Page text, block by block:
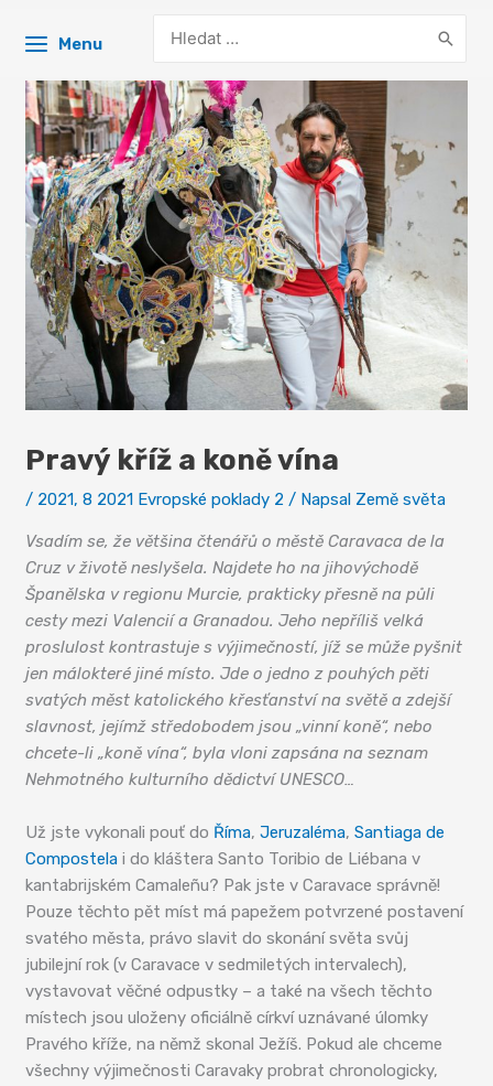
Menu
for:
Pravý kříž a koně vína
/ 2021,8 2021 Evropské poklady 2 / Napsal Země světa
Vsadím se, že většina čtenářů o městě Caravaca de la
Cruz v životě neslyšela. Najdete ho na jihovýchodě
Španělska v regionu Murcie, prakticky přesně na půli
cesty mezi Valencií a Granadou. Jeho nepříliš velká
proslulost kontrastuje s výjimečností, jíž se může pyšnit
jen málokteré jiné místo. Jde o jedno z pouhých pěti
svatých měst katolického křesťanství na světě a zdejší
slavnost, jejímž středobodem jsou „vinní koně“, nebo
chcete-li „koně vína“, byla vloni zapsána na seznam
Nehmotného kulturního dědictví UNESCO…
Už jste vykonali pouť do Říma,Jeruzaléma,Santiaga de
Compostela i do kláštera Santo Toribio de Liébana v
kantabrijském Camaleñu? Pak jste v Caravace správně!
Pouze těchto pět míst má papežem potvrzené postavení
svatého města, právo slavit do skonání světa svůj
jubilejní rok (v Caravace v sedmiletých intervalech),
vystavovat věčné odpustky – a také na všech těchto
místech jsou uloženy oficiálně církví uznávané úlomky
Pravého kříže, na němž skonal Ježíš. Pokud ale chceme
všechny výjimečnosti Caravaky probrat chronologicky,